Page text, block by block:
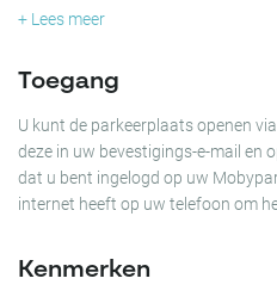
Voor bewoners of bezoekers die
het lokale overheidskantoor
et Population.
Deze goed verlichte parking aan de
van het Forest-district van Brussel,
zorgt voor een veilige
Maak uw bezoek aan Forest
eenvoudiger door van tevoren uw
+ Lees meer
Toegang
U kunt de parkeerplaats openen
deze in uw bevestigings-e-mail en
dat u bent ingelogd op uw
internet heeft op uw telefoon om
Kenmerken